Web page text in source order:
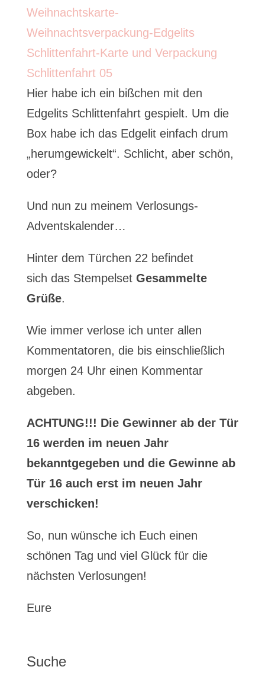
Hier habe ich ein bißchen mit den
Edgelits Schlittenfahrt gespielt. Um die
Box habe ich das Edgelit einfach drum
„herumgewickelt“. Schlicht, aber schön,
oder?
Und nun zu meinem Verlosungs-
Adventskalender…
Hinter dem Türchen 22 befindet
sich das Stempelset Gesammelte
Grüße.
Wie immer verlose ich unter allen
Kommentatoren, die bis einschließlich
morgen 24 Uhr einen Kommentar
abgeben.
ACHTUNG!!! Die Gewinner ab der Tür
16 werden im neuen Jahr
bekanntgegeben und die Gewinne ab
Tür 16 auch erst im neuen Jahr
verschicken!
So, nun wünsche ich Euch einen
schönen Tag und viel Glück für die
nächsten Verlosungen!
Eure
Suche